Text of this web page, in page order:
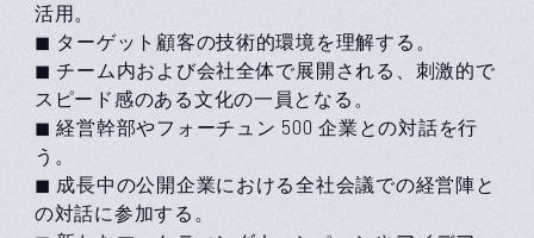
活用。
◼ ターゲット顧客の技術的環境を理解する。
◼ チーム内および会社全体で展開される、刺激的で
スピード感のある文化の⼀員となる。
◼ 経営幹部やフォーチュン 500 企業との対話を行
う。
◼ 成長中の公開企業における全社会議での経営陣と
の対話に参加する。